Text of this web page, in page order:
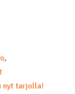
,
nyt tarjolla!